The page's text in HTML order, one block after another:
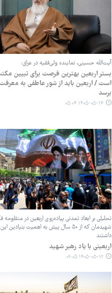
آیت‌الله حسینی، نماینده ولی‌فقیه در عراق:
بستر اربعین بهترین فرصت برای تبیین
است / اربعین باید از شور عاطفی به
برسد
۱۴۰۵-۰۵-۱۴ ۰۵:۰۴
تحلیلی بر ابعاد تمدنی پیاده‌روی اربعین در منظومه
شهیدمان که از ۵۰ سال پیش به اهمیت
داشتند
اربعینی با یاد رهبر شهید
۱۴۰۵-۰۵-۱۲ ۰۶:۰۵